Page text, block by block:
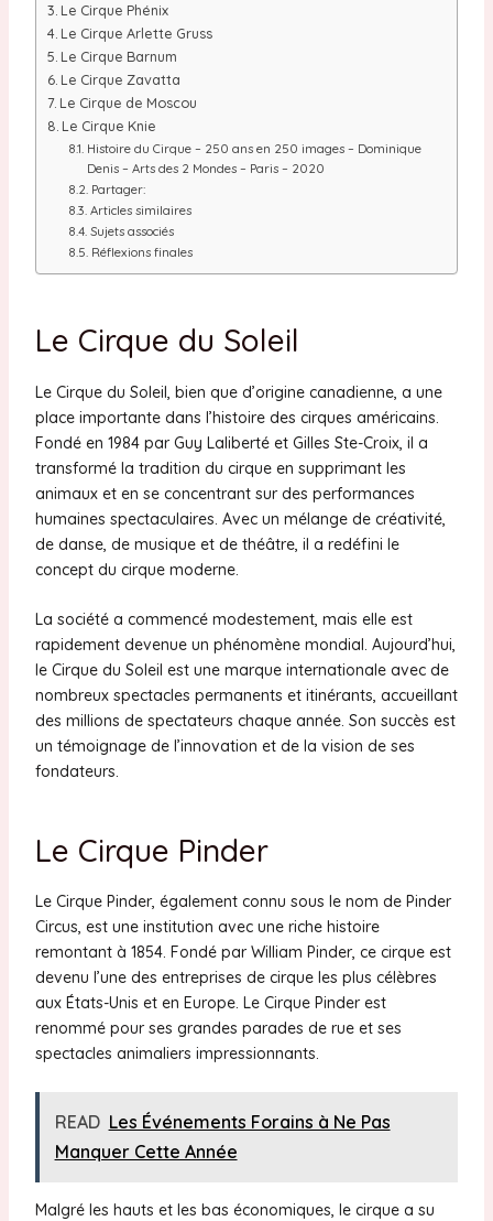
Le Cirque Phénix
Le Cirque Arlette Gruss
Le Cirque Barnum
Le Cirque Zavatta
Le Cirque de Moscou
Le Cirque Knie
Histoire du Cirque – 250 ans en 250 images – Dominique
Denis – Arts des 2 Mondes – Paris – 2020
Partager:
Articles similaires
Sujets associés
Réflexions finales
Le Cirque du Soleil
Le Cirque du Soleil, bien que d’origine canadienne, a une
place importante dans l’histoire des cirques américains.
Fondé en 1984 par Guy Laliberté et Gilles Ste-Croix, il a
transformé la tradition du cirque en supprimant les
animaux et en se concentrant sur des performances
humaines spectaculaires. Avec un mélange de créativité,
de danse, de musique et de théâtre, il a redéfini le
concept du cirque moderne.
La société a commencé modestement, mais elle est
rapidement devenue un phénomène mondial. Aujourd’hui,
le Cirque du Soleil est une marque internationale avec de
nombreux spectacles permanents et itinérants, accueillant
des millions de spectateurs chaque année. Son succès est
un témoignage de l’innovation et de la vision de ses
fondateurs.
Le Cirque Pinder
Le Cirque Pinder, également connu sous le nom de Pinder
Circus, est une institution avec une riche histoire
remontant à 1854. Fondé par William Pinder, ce cirque est
devenu l’une des entreprises de cirque les plus célèbres
aux États-Unis et en Europe. Le Cirque Pinder est
renommé pour ses grandes parades de rue et ses
spectacles animaliers impressionnants.
READ Les Événements Forains à Ne Pas
Manquer Cette Année
Malgré les hauts et les bas économiques, le cirque a su